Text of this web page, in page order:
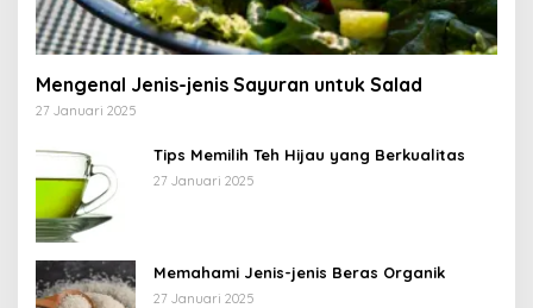
Mengenal Jenis-jenis Sayuran untuk Salad
27 Januari 2025
Tips Memilih Teh Hijau yang Berkualitas
27 Januari 2025
Memahami Jenis-jenis Beras Organik
27 Januari 2025